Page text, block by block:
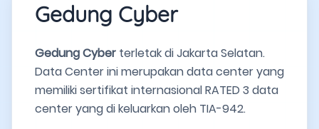
Gedung Cyber
Gedung Cyber terletak di Jakarta Selatan.
Data Center ini merupakan data center yang
memiliki sertifikat internasional RATED 3 data
center yang di keluarkan oleh TIA-942.